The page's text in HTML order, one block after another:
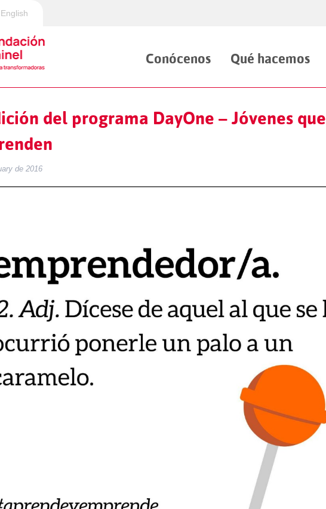
English
Conócenos Qué hacemos
del programa DayOne – Jóvenes que
de 2016